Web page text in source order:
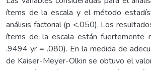
ítems de la escala y el método
análisis factorial (p <.050). Los
ítems de la escala están fuertemente
.9494 yr = .080). En la medida de
de Kaiser-Meyer-Olkin se obtuvo el